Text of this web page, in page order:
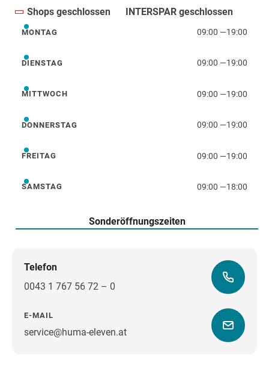
Shops geschlossen INTERSPAR geschlossen
Montag
MONTAG 09:00 —19:00
Dienstag
DIENSTAG 09:00 —19:00
Mittwoch
MITTWOCH 09:00 —19:00
Donnerstag
DONNERSTAG 09:00 —19:00
Freitag
FREITAG 09:00 —19:00
Samstag
SAMSTAG 09:00 —18:00
Sonderöffnungszeiten
Telefon
0043 1 767 56 72 – 0
E-MAIL
service@huma-eleven.atWegbeschreibung